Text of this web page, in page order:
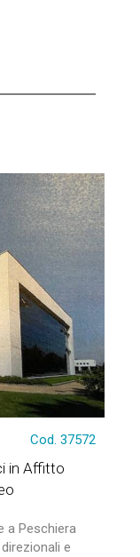
Cod. 37572
in Affitto
a Peschiera
e